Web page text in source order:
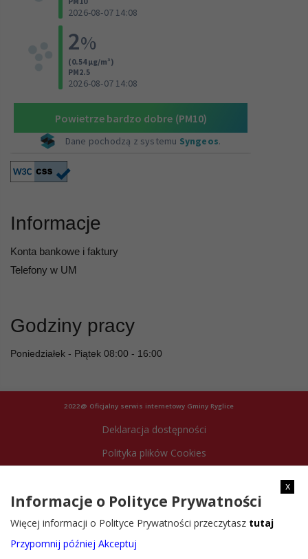
Informacje
Konta bankowe i faktury
Telefony w UM
Godziny pracy
Poniedziałek - Piątek 08:00 - 16:00
2022@ Oficjalny serwis internetowy Gminy Ryglice
Deklaracja dostępności
Polityka plików Cookies
x
Informacje o Polityce Prywatności
Więcej informacji o Polityce Prywatności przeczytasz tutaj
Przypomnij później Akceptuj